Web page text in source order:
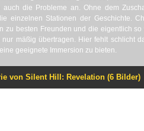
die Probleme an. Ohne dem
einzelnen Stationen der Geschichte.
zu besten Freunden und die eigentlich
mäßig übertragen. Hier fehlt schlicht
geeignete Immersion zu bieten.
von Silent Hill: Revelation (6 Bilder)